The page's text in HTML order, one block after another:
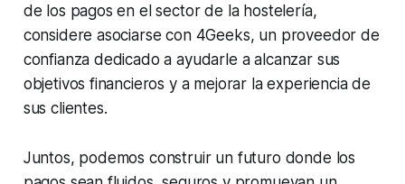
de los pagos en el sector de la hostelería,
considere asociarse con 4Geeks, un proveedor de
confianza dedicado a ayudarle a alcanzar sus
objetivos financieros y a mejorar la experiencia de
sus clientes.
Juntos, podemos construir un futuro donde los